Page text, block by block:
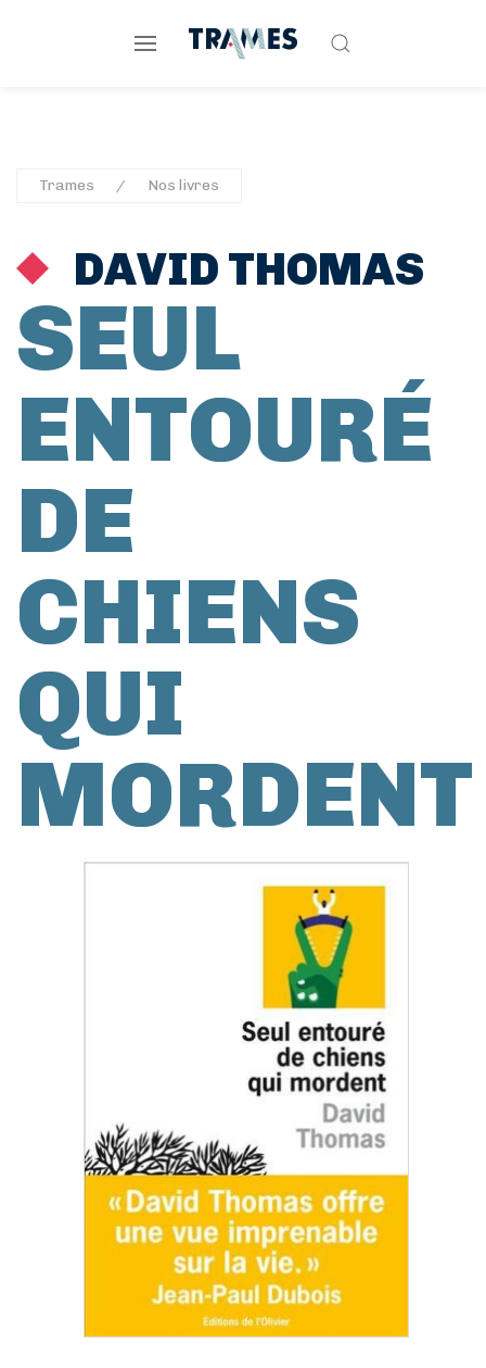
Trames Nos livres
DAVID THOMAS
SEUL
ENTOURÉ
DE
CHIENS
QUI
MORDENT